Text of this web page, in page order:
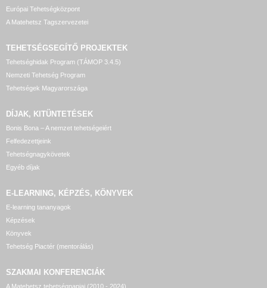
Európai Tehetségközpont
A Matehetsz Tagszervezetei
TEHETSÉGSEGÍTŐ PROJEKTEK
Tehetséghidak Program (TÁMOP 3.4.5)
Nemzeti Tehetség Program
Tehetségek Magyarországa
DÍJAK, KITÜNTETÉSEK
Bonis Bona – A nemzet tehetségeiért
Felfedezettjeink
Tehetségnagykövetek
Egyéb díjak
E-LEARNING, KÉPZÉS, KÖNYVEK
E-learning tananyagok
Képzések
Könyvek
Tehetség Piactér (mentorálás)
SZAKMAI KONFERENCIÁK
A Matehetsz tehetségnapjai (2010 - 2024)